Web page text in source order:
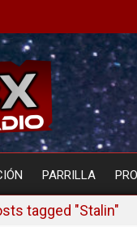
PARRILLA
tagged "Stalin"